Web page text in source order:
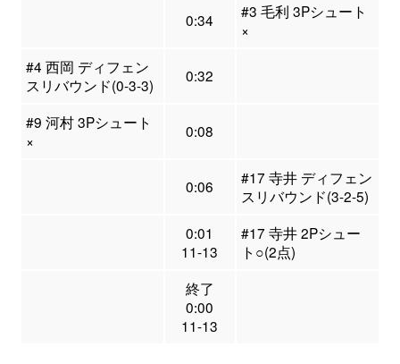
0:34
#3 毛利 3Pシュート
×
#4 西岡 ディフェン
スリバウンド(0-3-3)
0:32
#9 河村 3Pシュート
×
0:08
0:06
#17 寺井 ディフェン
スリバウンド(3-2-5)
0:01
11-13
#17 寺井 2Pシュー
ト○(2点)
終了
0:00
11-13